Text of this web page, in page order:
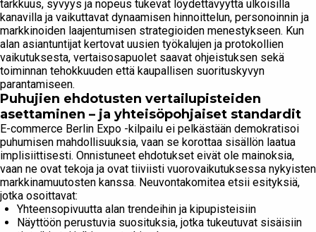
tarkkuus, syvyys ja nopeus tukevat löydettävyyttä ulkoisilla
kanavilla ja vaikuttavat dynaamisen hinnoittelun, personoinnin ja
markkinoiden laajentumisen strategioiden menestykseen. Kun
alan asiantuntijat kertovat uusien työkalujen ja protokollien
vaikutuksesta, vertaisosapuolet saavat ohjeistuksen sekä
toiminnan tehokkuuden että kaupallisen suorituskyvyn
parantamiseen.
Puhujien ehdotusten vertailupisteiden
asettaminen – ja yhteisöpohjaiset standardit
E-commerce Berlin Expo -kilpailu ei pelkästään demokratisoi
puhumisen mahdollisuuksia, vaan se korottaa sisällön laatua
implisiittisesti. Onnistuneet ehdotukset eivät ole mainoksia,
vaan ne ovat tekoja ja ovat tiiviisti vuorovaikutuksessa nykyisten
markkinamuutosten kanssa. Neuvontakomitea etsii esityksiä,
jotka osoittavat:
Yhteensopivuutta alan trendeihin ja kipupisteisiin
Näyttöön perustuvia suosituksia, jotka tukeutuvat sisäisiin